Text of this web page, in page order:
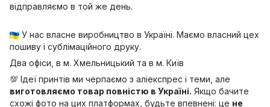
відправляємо в той же день.
У нас власне виробництво в Україні. Маємо власний цех
пошиву і сублімаційного друку.
Два офіси, в м. Хмельницький та в м. Київ
💯 Ідеї принтів ми черпаємо з аліекспрес і теми, але
виготовляємо товар повністю в Україні. Якщо бачите
схожі фото на цих платформах, будьте впевнені: це не